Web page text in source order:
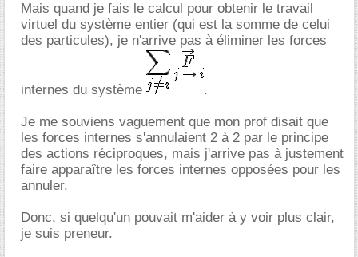
Mais quand je fais le calcul pour obtenir le travail
virtuel du système entier (qui est la somme de celui
des particules), je n'arrive pas à éliminer les forces
internes du système .
Je me souviens vaguement que mon prof disait que
les forces internes s'annulaient 2 à 2 par le principe
des actions réciproques, mais j'arrive pas à justement
faire apparaître les forces internes opposées pour les
annuler.
Donc, si quelqu'un pouvait m'aider à y voir plus clair,
je suis preneur.